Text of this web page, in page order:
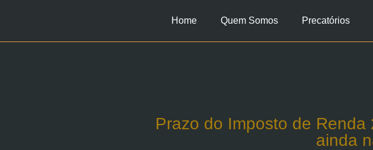
Home Quem Somos Precatórios
Prazo do Imposto de
ainda